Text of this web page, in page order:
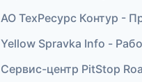
АО ТехРесурс Контур -
Yellow Spravka Info -
Сервис-центр PitStop